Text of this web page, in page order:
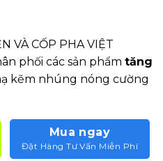
VÀ CỐP PHA VIỆT
phối các sản phẩm tăng
kẽm nhúng nóng cường
Mua ngay
Đặt Hàng Tư Vấn Miễn Phí